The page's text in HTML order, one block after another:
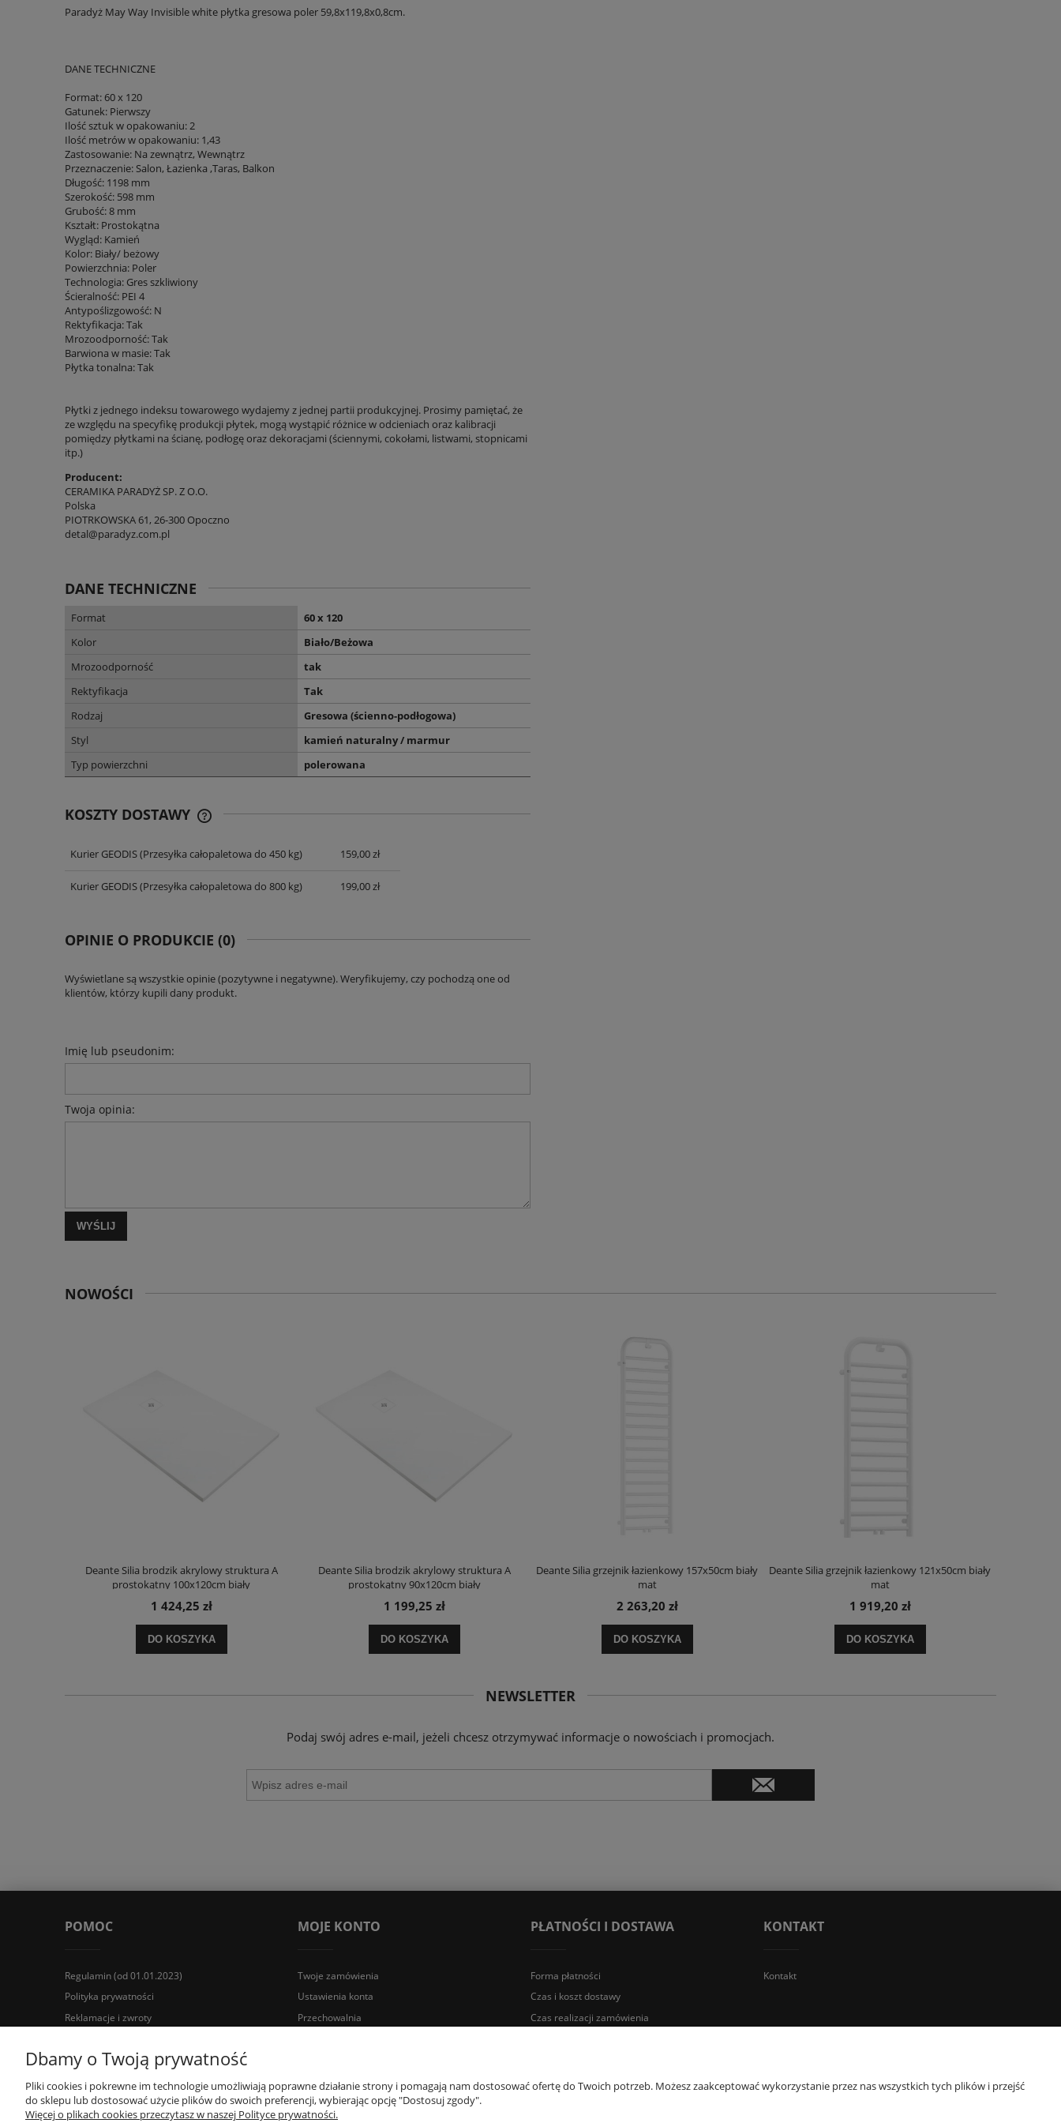
Paradyż May Way Invisible white płytka gresowa poler 59,8x119,8x0,8cm.
DANE TECHNICZNE
Format: 60 x 120
Gatunek: Pierwszy
Ilość sztuk w opakowaniu: 2
Ilość metrów w opakowaniu: 1,43
Zastosowanie: Na zewnątrz, Wewnątrz
Przeznaczenie: Salon, Łazienka ,Taras, Balkon
Długość: 1198 mm
Szerokość: 598 mm
Grubość: 8 mm
Kształt: Prostokątna
Wygląd: Kamień
Kolor: Biały/ beżowy
Powierzchnia: Poler
Technologia: Gres szkliwiony
Ścieralność: PEI 4
Antypoślizgowość: N
Rektyfikacja: Tak
Mrozoodporność: Tak
Barwiona w masie: Tak
Płytka tonalna: Tak
Płytki z jednego indeksu towarowego wydajemy z jednej partii produkcyjnej. Prosimy pamiętać, że
ze względu na specyfikę produkcji płytek, mogą wystąpić różnice w odcieniach oraz kalibracji
pomiędzy płytkami na ścianę, podłogę oraz dekoracjami (ściennymi, cokołami, listwami, stopnicami
itp.)
Producent:
CERAMIKA PARADYŻ SP. Z O.O.
Polska
PIOTRKOWSKA 61, 26-300 Opoczno
detal@paradyz.com.pl
DANE TECHNICZNE
Format
60 x 120
Kolor
Biało/Beżowa
Mrozoodporność
tak
Rektyfikacja
Tak
Rodzaj
Gresowa (ścienno-podłogowa)
Styl
kamień naturalny / marmur
Typ powierzchni
polerowana
KOSZTY DOSTAWY
CENA NIE ZAWIERA EWENTUALNYCH
Kurier GEODIS(Przesyłka całopaletowa do 450 kg) 159,00 zł
Kurier GEODIS(Przesyłka całopaletowa do 800 kg) 199,00 zł
OPINIE O PRODUKCIE (0)
Wyświetlane są wszystkie opinie (pozytywne i negatywne). Weryfikujemy, czy pochodzą one od
klientów, którzy kupili dany produkt.
Imię lub pseudonim:
Twoja opinia:
WYŚLIJ
NOWOŚCI
Deante Silia brodzik akrylowy struktura A
prostokątny 100x120cm biały
1 424,25 zł
DO KOSZYKA
Deante Silia brodzik akrylowy struktura A
prostokątny 90x120cm biały
1 199,25 zł
DO KOSZYKA
Deante Silia grzejnik łazienkowy 157x50cm biały
mat
2 263,20 zł
DO KOSZYKA
Deante Silia grzejnik łazienkowy 121x50cm biały
mat
1 919,20 zł
DO KOSZYKA
NEWSLETTER
Podaj swój adres e-mail, jeżeli chcesz otrzymywać informacje o nowościach i promocjach.
POMOC
Regulamin (od 01.01.2023)
Polityka prywatności
Reklamacje i zwroty
MOJE KONTO
Twoje zamówienia
Ustawienia konta
Przechowalnia
PŁATNOŚCI I DOSTAWA
Forma płatności
Czas i koszt dostawy
Czas realizacji zamówienia
KONTAKT
Kontakt
Wyposażenie łazienek Łazienki.eco | Pawła 23, 41-708 Ruda Śląska | E-mail: sklep@lazienki.eco | Tel.: 600 012 164 lub 600 012 159 | TGS Przemysław Stoń | NIP: 6312213594 | REGON: 276403698
Dbamy o Twoją prywatność
Pliki cookies i pokrewne im technologie umożliwiają poprawne działanie strony i pomagają nam dostosować ofertę do Twoich potrzeb. Możesz zaakceptować wykorzystanie przez nas wszystkich tych plików i przejść
do sklepu lub dostosować użycie plików do swoich preferencji, wybierając opcję "Dostosuj zgody".
Więcej o plikach cookies przeczytasz w naszej Polityce prywatności.